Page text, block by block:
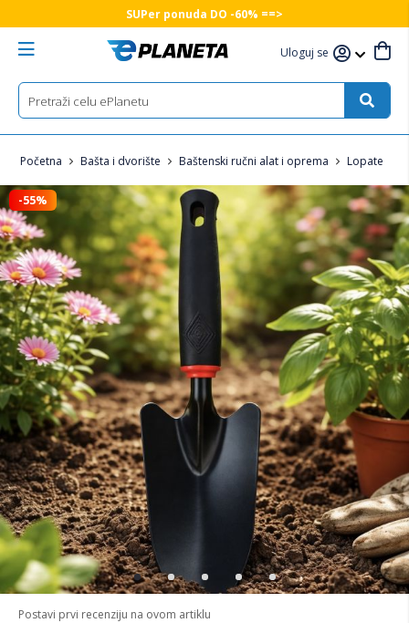
SUPer ponuda DO -60% ==>
Uloguj se
Početna Bašta i dvorište Baštenski ručni alat i oprema Lopate
Postavi prvi recenziju na ovom artiklu
-55%